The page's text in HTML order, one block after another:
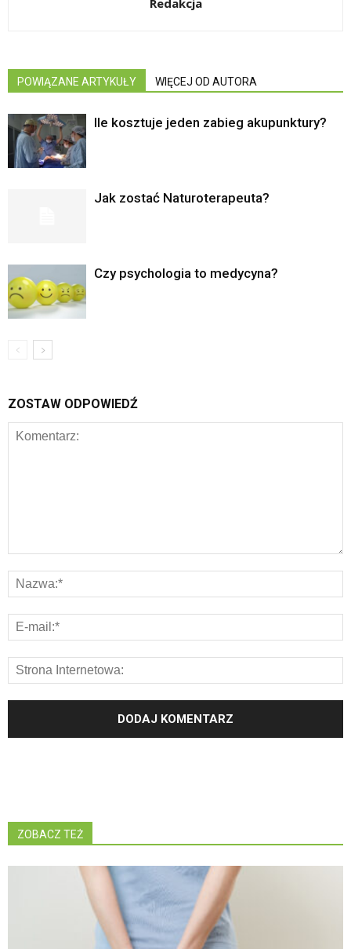
Redakcja
POWIĄZANE ARTYKUŁY WIĘCEJ OD AUTORA
Ile kosztuje jeden zabieg akupunktury?
Jak zostać Naturoterapeuta?
Czy psychologia to medycyna?
ZOSTAW ODPOWIEDŹ
ZOBACZ TEŻ